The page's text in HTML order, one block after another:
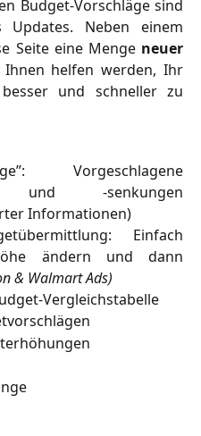
Budget-Vorschläge sind
Neben einem
Seite eine Menge neuer
helfen werden, Ihr
besser und schneller zu
Vorgeschlagene
und -senkungen
Informationen)
Einfach
ändern und dann
& Walmart Ads)
Vergleichstabelle